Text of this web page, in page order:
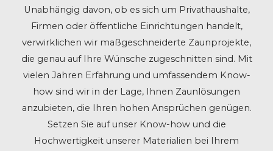
Unabhängig davon, ob es sich um Privathaushalte,
Firmen oder öffentliche Einrichtungen handelt,
verwirklichen wir maßgeschneiderte Zaunprojekte,
die genau auf Ihre Wünsche zugeschnitten sind. Mit
vielen Jahren Erfahrung und umfassendem Know-
how sind wir in der Lage, Ihnen Zaunlösungen
anzubieten, die Ihren hohen Ansprüchen genügen.
Setzen Sie auf unser Know-how und die
Hochwertigkeit unserer Materialien bei Ihrem